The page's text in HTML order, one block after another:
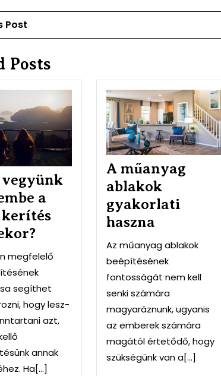
Post
Post
Posts
vegyünk
figyelembe
táblás
cseréjekor?
a
megfelelő
segíthet
hogy lesz-
azt,
annak
Ha[...]
A műanyag
ablakok
gyakorlati
haszna
Az műanyag ablakok
beépítésének
fontosságát nem kell
senki számára
magyaráznunk, ugyanis
az emberek számára
magától értetődő, hogy
szükségünk van a[...]